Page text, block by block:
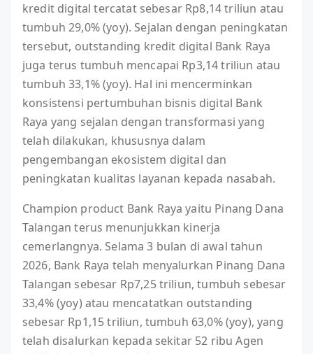
kredit digital tercatat sebesar Rp8,14 triliun atau
tumbuh 29,0% (yoy). Sejalan dengan peningkatan
tersebut, outstanding kredit digital Bank Raya
juga terus tumbuh mencapai Rp3,14 triliun atau
tumbuh 33,1% (yoy). Hal ini mencerminkan
konsistensi pertumbuhan bisnis digital Bank
Raya yang sejalan dengan transformasi yang
telah dilakukan, khususnya dalam
pengembangan ekosistem digital dan
peningkatan kualitas layanan kepada nasabah.
Champion product Bank Raya yaitu Pinang Dana
Talangan terus menunjukkan kinerja
cemerlangnya. Selama 3 bulan di awal tahun
2026, Bank Raya telah menyalurkan Pinang Dana
Talangan sebesar Rp7,25 triliun, tumbuh sebesar
33,4% (yoy) atau mencatatkan outstanding
sebesar Rp1,15 triliun, tumbuh 63,0% (yoy), yang
telah disalurkan kepada sekitar 52 ribu Agen